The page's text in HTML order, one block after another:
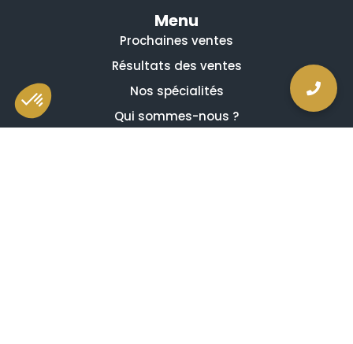
Menu
Prochaines ventes
Résultats des ventes
Nos spécialités
Qui sommes-nous ?